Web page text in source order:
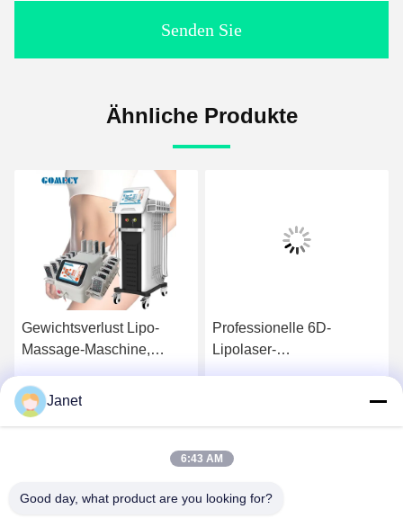
Senden Sie
Ähnliche Produkte
Gewichtsverlust Lipo-
Massage-Maschine,
Schlankheitsmaschine mit
8 Paddeln
Professionelle 6D-
Lipolaser-
Janet
6:43 AM
Good day, what product are you looking for?